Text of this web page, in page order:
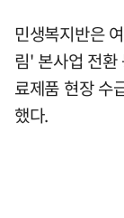
민생복지반은
림' 본사업 전환
료제품 현장 수
했다.